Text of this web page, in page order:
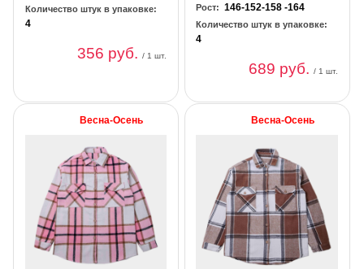
Количество штук в упаковке:
4
356 руб./ 1 шт.
Рост: 146-152-158 -164
Количество штук в упаковке:
4
689 руб./ 1 шт.
Весна-Осень Весна-Осень